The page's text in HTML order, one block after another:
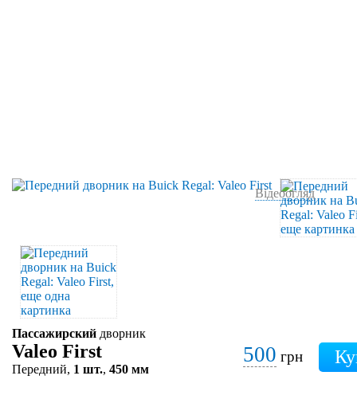
Відеоогляд
Пассажирский дворник
Valeo First
Передний, 1 шт., 450 мм
500 грн